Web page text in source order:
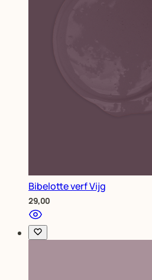
Bibelotte verf Vijg
29,00